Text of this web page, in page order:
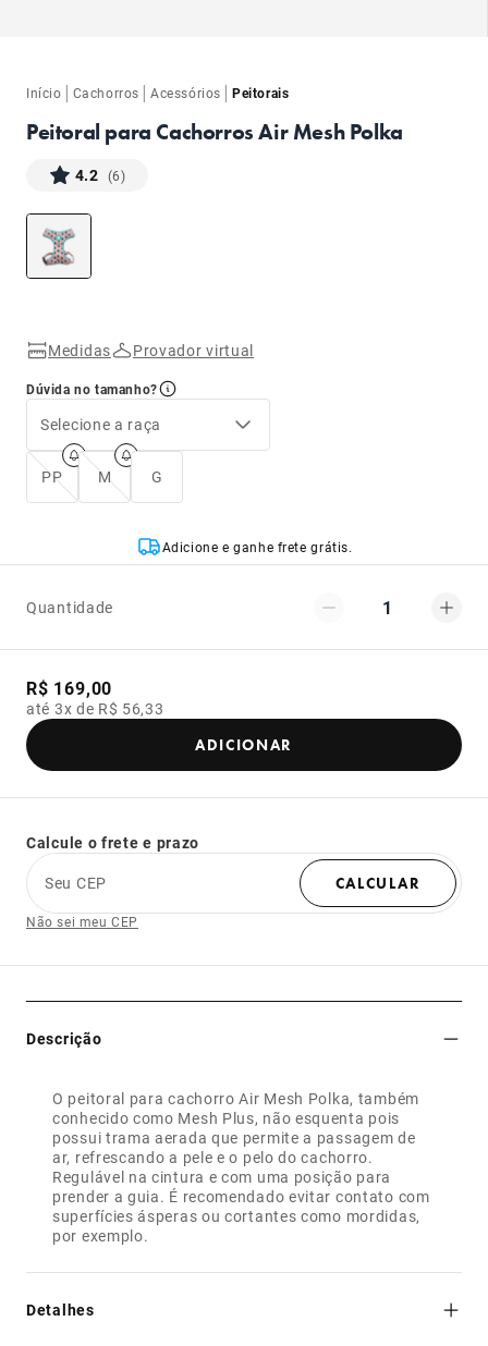
Início | Cachorros |Acessórios |Peitorais
Peitoral para Cachorros Air Mesh Polka
4.2 (6)
Medidas Provador virtual
Dúvida no tamanho?
Selecione a raça
PP M G
Adicione e ganhe frete grátis.
Quantidade 1
R$ 169,00
até 3x de R$ 56,33
ADICIONAR
Calcule o frete e prazo
Seu CEP
CALCULAR
Não sei meu CEP
Descrição
O peitoral para cachorro Air Mesh Polka, também
conhecido como Mesh Plus, não esquenta pois
possui trama aerada que permite a passagem de
ar, refrescando a pele e o pelo do cachorro.
Regulável na cintura e com uma posição para
prender a guia. É recomendado evitar contato com
superfícies ásperas ou cortantes como mordidas,
por exemplo.
Detalhes